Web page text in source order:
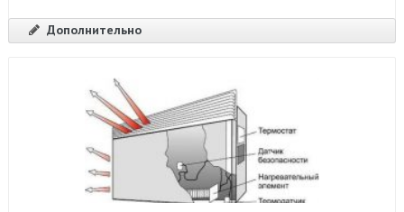
Дополнительно